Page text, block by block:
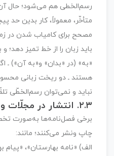
رسم‌الخطی هم می‌شود؛ حال
متأخّر، معمولاً، کار بدین حد
مصحح برای کامیاب شدن در
باید زبان را از خط تمیز دهد؛
«به» (در «بدان» و«به آن») ـ
هستند ـ دو ریخت زبانی
نباید و نمی‌توان رسم‌الخطّی
۲.۳. انتشار در مجلّات و فصل‌نامه‌ها
برخی فصل‌نامه‌ها به‌صورت
چاپ ونشر می‌کنند؛ مانند:
الف) «نامه بهارستان»، «پیام